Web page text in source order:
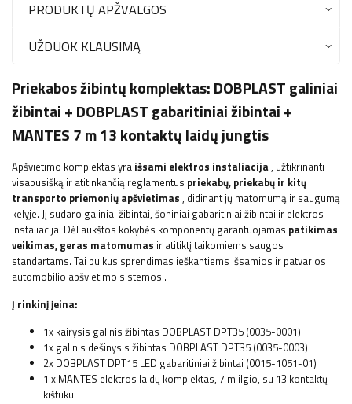
PRODUKTŲ APŽVALGOS
UŽDUOK KLAUSIMĄ
Priekabos žibintų komplektas: DOBPLAST galiniai
žibintai + DOBPLAST gabaritiniai žibintai +
MANTES 7 m 13 kontaktų laidų jungtis
Apšvietimo komplektas yra išsami elektros instaliacija, užtikrinanti
visapusišką ir atitinkančią reglamentus priekabų, priekabų ir kitų
transporto priemonių apšvietimas , didinant jų matomumą ir saugumą
kelyje. Jį sudaro galiniai žibintai, šoniniai gabaritiniai žibintai ir elektros
instaliacija. Dėl aukštos kokybės komponentų garantuojamas patikimas
veikimas, geras matomumas ir atitiktį taikomiems saugos
standartams. Tai puikus sprendimas ieškantiems išsamios ir patvarios
automobilio apšvietimo sistemos .
Į rinkinį įeina:
1x kairysis galinis žibintas DOBPLAST DPT35 (0035-0001)
1x galinis dešinysis žibintas DOBPLAST DPT35 (0035-0003)
2x DOBPLAST DPT15 LED gabaritiniai žibintai (0015-1051-01)
1 x MANTES elektros laidų komplektas, 7 m ilgio, su 13 kontaktų
kištuku